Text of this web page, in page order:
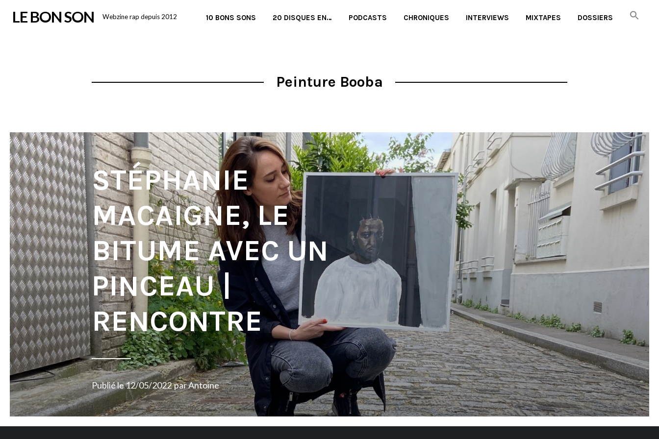
LE BON SON Webzine rap depuis 2012 10 BONS SONS 20 DISQUES EN… PODCASTS CHRONIQUES INTERVIEWS MIXTAPES DOSSIERS
Peinture Booba
STÉPHANIE
MACAIGNE, LE
BITUME AVEC UN
PINCEAU |
RENCONTRE
Publié le12/05/2022 parAntoine